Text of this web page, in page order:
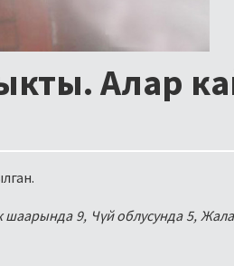
Алар
шаарында 9, Чүй облусунда 5,